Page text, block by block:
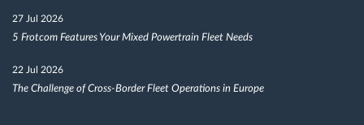
27 Jul 2026
5 Frotcom Features Your Mixed Powertrain Fleet Needs
22 Jul 2026
The Challenge of Cross-Border Fleet Operations in Europe